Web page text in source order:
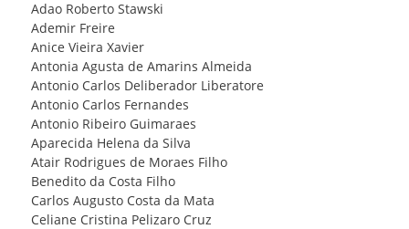
NOTÍCIAS
VÍDEOS
FILIAÇÃO
PROGRAMA
AROEIRA
Adao Roberto Stawski
Ademir Freire
Anice Vieira Xavier
Antonia Agusta de Amarins Almeida
Antonio Carlos Deliberador Liberatore
Antonio Carlos Fernandes
Antonio Ribeiro Guimaraes
Aparecida Helena da Silva
Atair Rodrigues de Moraes Filho
Benedito da Costa Filho
Carlos Augusto Costa da Mata
Celiane Cristina Pelizaro Cruz